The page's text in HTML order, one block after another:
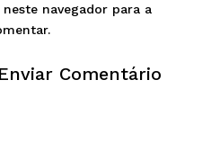
navegador para a